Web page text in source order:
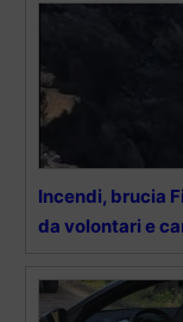
Incendi, brucia
da volontari e